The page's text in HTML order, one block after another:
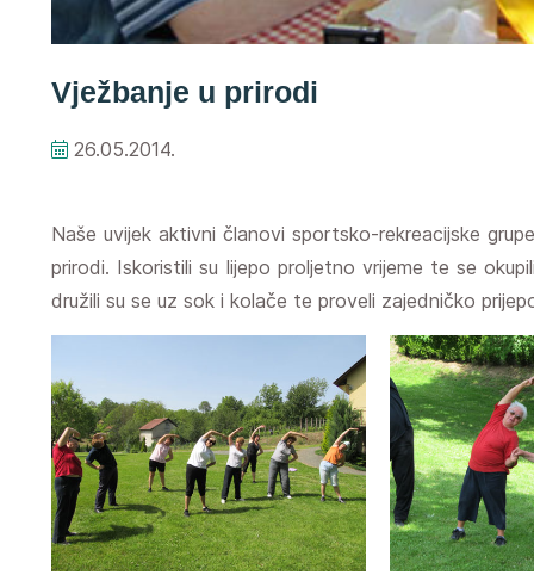
Vježbanje u prirodi
26.05.2014.
Naše uvijek aktivni članovi sportsko-rekreacijske
prirodi. Iskoristili su lijepo proljetno vrijeme te se
družili su se uz sok i kolače te proveli zajedničko